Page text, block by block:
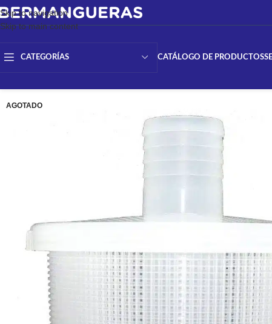
Skip to navigation
Skip to main content
CATEGORÍAS CATÁLOGO DE PRODUCTOS
AGOTADO